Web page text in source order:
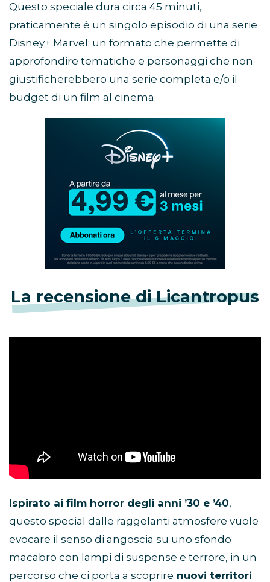
Questo speciale dura circa 45 minuti,
praticamente è un singolo episodio di una serie
Disney+ Marvel: un formato che permette di
approfondire tematiche e personaggi che non
giustificherebbero una serie completa e/o il
budget di un film al cinema.
promozione
La recensione di Licantropus
Ispirato ai film horror degli anni ’30 e ’40,
questo special dalle raggelanti atmosfere vuole
evocare il senso di angoscia su uno sfondo
macabro con lampi di suspense e terrore, in un
percorso che ci porta a scoprire nuovi territori